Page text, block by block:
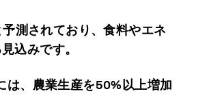
測されており、食料やエネ
込みです。
は、農業生産を50%以上増加